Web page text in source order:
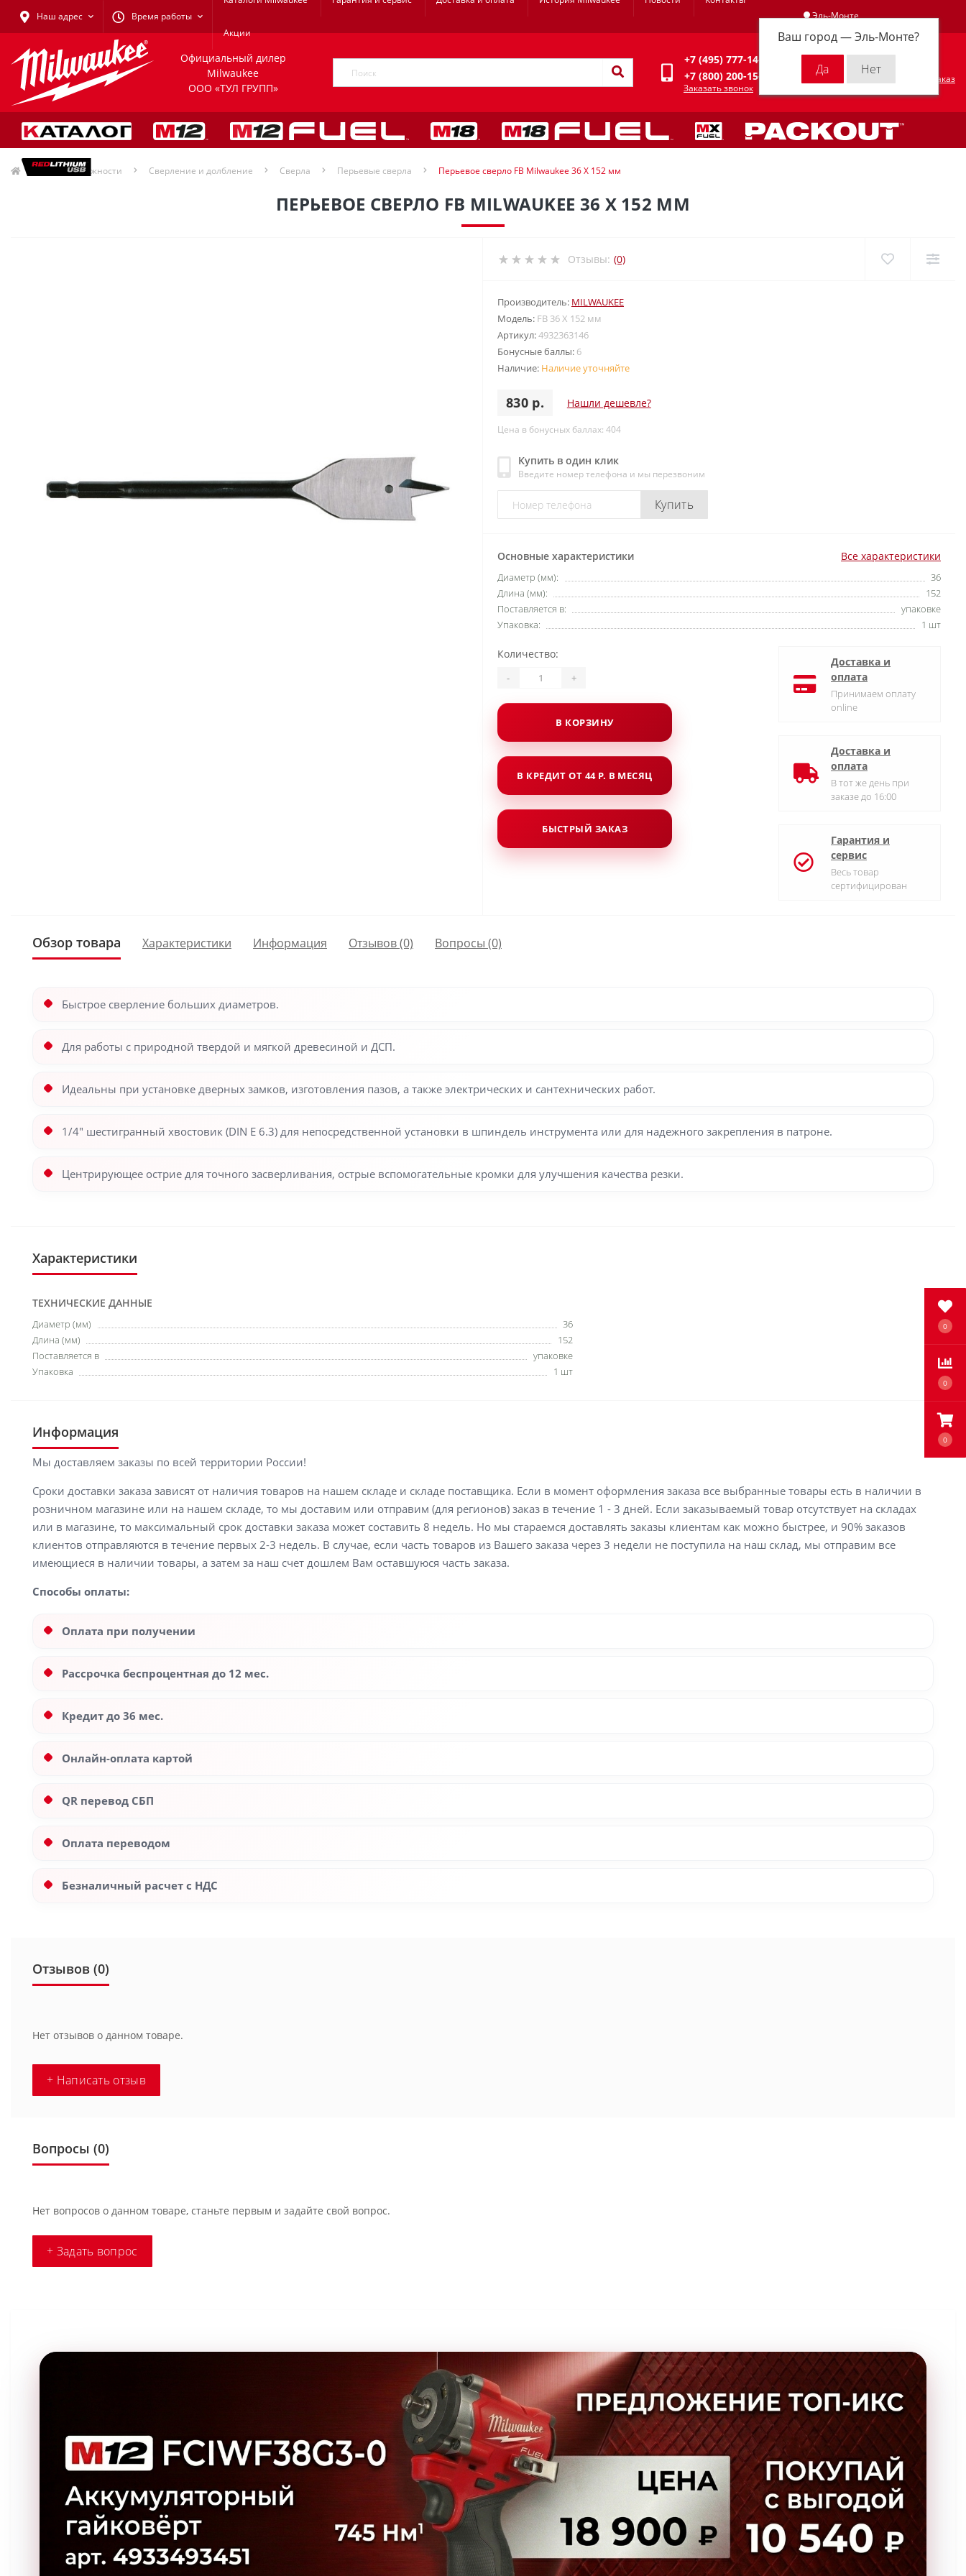
0
0
0
Наш адрес Время работы
Акции
Эль-Монте
Ваш город —Эль-Монте?
Личный кабинет
Официальный дилер
Milwaukee
ООО «ТУЛ ГРУПП»
+7 (495) 777-14-94
+7 (800) 200-15-94
Заказать звонок
Оформить заказ
Принадлежности Сверление и долбление Сверла Перьевые сверла Перьевое сверло FB Milwaukee 36 X 152 мм
ПЕРЬЕВОЕ СВЕРЛО FB MILWAUKEE 36 X 152 ММ
Отзывы: (0)
Производитель: MILWAUKEE
Модель: FB 36 X 152 мм
Артикул:4932363146
Бонусные баллы: 6
Наличие: Наличие уточняйте
830 р. Нашли дешевле?
Цена в бонусных баллах: 404
Купить в один клик
Введите номер телефона и мы перезвоним
Купить
Основные характеристики Все характеристики
Диаметр (мм):
36
Длина (мм):
152
Поставляется в:
упаковке
Упаковка:
1 шт
Количество:
- +
В КОРЗИНУ
В КРЕДИТ ОТ 44 Р. В МЕСЯЦ
БЫСТРЫЙ ЗАКАЗ
Доставка и
оплата
Принимаем оплату
online
Доставка и
оплата
В тот же день при
заказе до 16:00
Гарантия и
сервис
Весь товар
сертифицирован
Обзор товара Характеристики Информация Отзывов (0) Вопросы (0)
Быстрое сверление больших диаметров.
Для работы с природной твердой и мягкой древесиной и ДСП.
Идеальны при установке дверных замков, изготовления пазов, а также электрических и сантехнических работ.
1/4" шестигранный хвостовик (DIN E 6.3) для непосредственной установки в шпиндель инструмента или для надежного закрепления в патроне.
Центрирующее острие для точного засверливания, острые вспомогательные кромки для улучшения качества резки.
Характеристики
ТЕХНИЧЕСКИЕ ДАННЫЕ
Диаметр (мм)
36
Длина (мм)
152
Поставляется в
упаковке
Упаковка
1 шт
Информация
Мы доставляем заказы по всей территории России!
Сроки доставки заказа зависят от наличия товаров на нашем складе и складе поставщика. Если в момент оформления заказа все выбранные товары есть в наличии в
розничном магазине или на нашем складе, то мы доставим или отправим (для регионов) заказ в течение 1 - 3 дней. Если заказываемый товар отсутствует на складах
или в магазине, то максимальный срок доставки заказа может составить 8 недель. Но мы стараемся доставлять заказы клиентам как можно быстрее, и 90% заказов
клиентов отправляются в течение первых 2-3 недель. В случае, если часть товаров из Вашего заказа через 3 недели не поступила на наш склад, мы отправим все
имеющиеся в наличии товары, а затем за наш счет дошлем Вам оставшуюся часть заказа.
Способы оплаты:
Оплата при получении
Рассрочка беспроцентная до 12 мес.
Кредит до 36 мес.
Онлайн-оплата картой
QR перевод СБП
Оплата переводом
Безналичный расчет с НДС
Отзывов (0)
Нет отзывов о данном товаре.
+ Написать отзыв
Вопросы (0)
Нет вопросов о данном товаре, станьте первым и задайте свой вопрос.
+ Задать вопрос